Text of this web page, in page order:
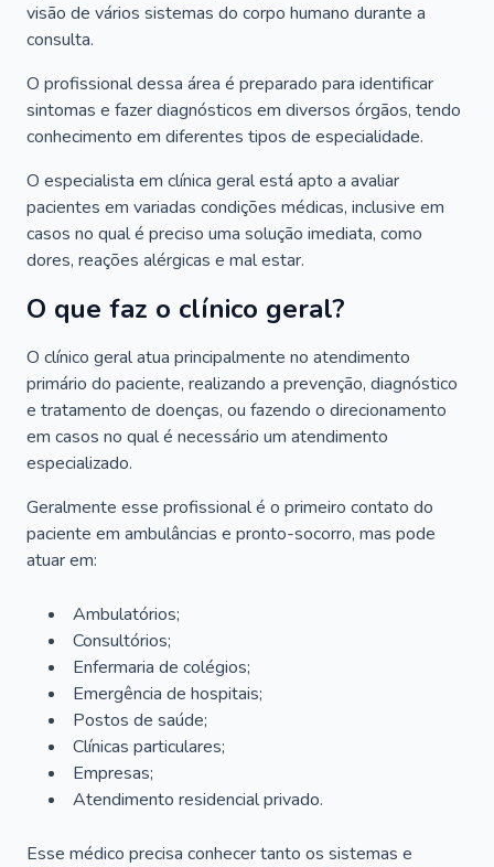
visão de vários sistemas do corpo humano durante a
consulta.
O profissional dessa área é preparado para identificar
sintomas e fazer diagnósticos em diversos órgãos, tendo
conhecimento em diferentes tipos de especialidade.
O especialista em clínica geral está apto a avaliar
pacientes em variadas condições médicas, inclusive em
casos no qual é preciso uma solução imediata, como
dores, reações alérgicas e mal estar.
O que faz o clínico geral?
O clínico geral atua principalmente no atendimento
primário do paciente, realizando a prevenção, diagnóstico
e tratamento de doenças, ou fazendo o direcionamento
em casos no qual é necessário um atendimento
especializado.
Geralmente esse profissional é o primeiro contato do
paciente em ambulâncias e pronto-socorro, mas pode
atuar em:
Ambulatórios;
Consultórios;
Enfermaria de colégios;
Emergência de hospitais;
Postos de saúde;
Clínicas particulares;
Empresas;
Atendimento residencial privado.
Esse médico precisa conhecer tanto os sistemas e